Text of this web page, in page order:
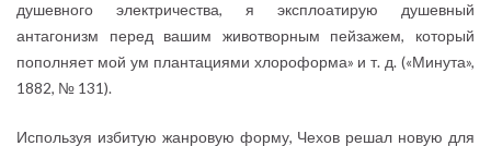
душевного электричества, я эксплоатирую душевный
антагонизм перед вашим животворным пейзажем, который
пополняет мой ум плантациями хлороформа» и т. д. («Минута»,
1882, № 131).
Используя избитую жанровую форму, Чехов решал новую для